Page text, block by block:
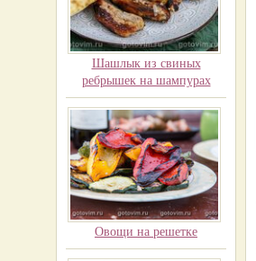
Шашлык из свиных
ребрышек на шампурах
Овощи на решетке